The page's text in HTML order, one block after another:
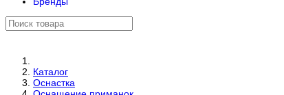
Каталог
Оснастка